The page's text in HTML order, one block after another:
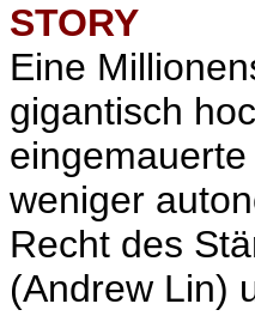
STORY
Eine
gigantisch
weniger
Recht des
(Andrew Lin)